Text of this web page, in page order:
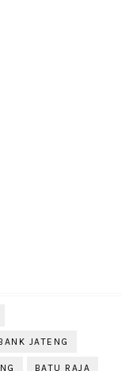
JATENG
BATU RAJA